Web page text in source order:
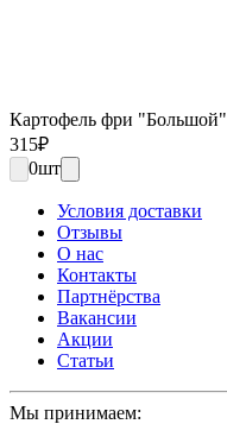
Картофель фри "Большой"
315₽
0шт
Условия доставки
Отзывы
О нас
Контакты
Партнёрства
Вакансии
Акции
Статьи
Мы принимаем: